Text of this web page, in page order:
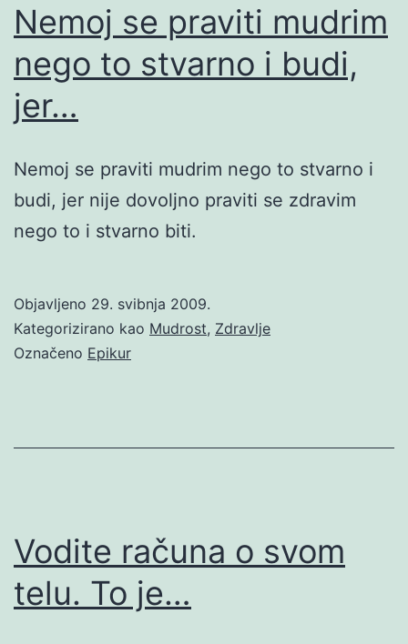
Nemoj se praviti mudrim
nego to stvarno i budi,
jer…
Nemoj se praviti mudrim nego to stvarno i
budi, jer nije dovoljno praviti se zdravim
nego to i stvarno biti.
Objavljeno 29. svibnja 2009.
Kategorizirano kao Mudrost, Zdravlje
Označeno Epikur
Vodite računa o svom
telu. To je…